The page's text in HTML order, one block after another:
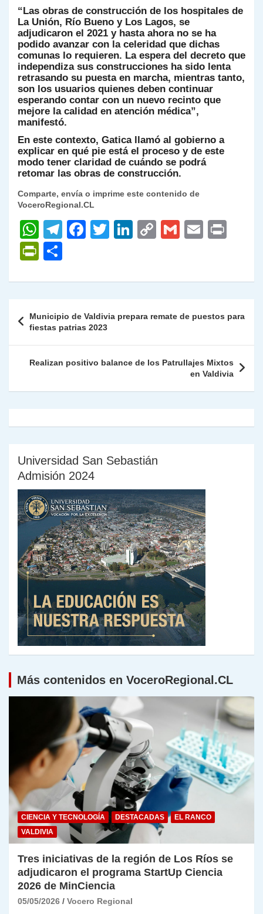
“Las obras de construcción de los hospitales de
La Unión, Río Bueno y Los Lagos, se
adjudicaron el 2021 y hasta ahora no se ha
podido avanzar con la celeridad que dichas
comunas lo requieren. La espera del decreto que
independiza sus construcciones ha sido lenta
retrasando su puesta en marcha, mientras tanto,
son los usuarios quienes deben continuar
esperando contar con un nuevo recinto que
mejore la calidad en atención médica”,
manifestó.
En este contexto, Gatica llamó al gobierno a
explicar en qué pie está el proceso y de este
modo tener claridad de cuándo se podrá
retomar las obras de construcción.
Comparte, envía o imprime este contenido de
VoceroRegional.CL
W
h
at
s
p
p
T
gr
m
F
e
o
o
k
T
er
Li
e
n
C
y
n
k
G
l
E
l
P
nt
ie
n
dl
m
ar
tir
de
entradas
Municipio de Valdivia prepara remate de puestos para
fiestas patrias 2023
Realizan positivo balance de los Patrullajes Mixtos
en Valdivia
Universidad San Sebastián
Admisión 2024
Más contenidos en VoceroRegional.CL
CIENCIA Y TECNOLOGÍA DESTACADAS
EL RANCO
VALDIVIA
Tres iniciativas de la región de Los Ríos se
adjudicaron el programa StartUp Ciencia
2026 de MinCiencia
05/05/2026 Vocero Regional